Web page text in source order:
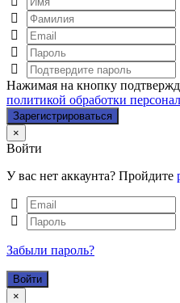
Нажимая на кнопку
политикой обработки
×
Войти
У вас нет аккаунта? Пройдите
Забыли пароль?
×